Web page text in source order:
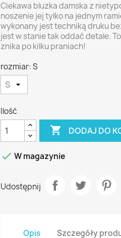
Ciekawa bluzka damska z
noszenie jej tylko na jednym
wykonany jest techniką druku
jest w stanie tak oddać detale.
znika po kilku praniach!
rozmiar: S
Ilość
 DODAJ DO
 W magazynie
Udostępnij
Opis Szczegóły